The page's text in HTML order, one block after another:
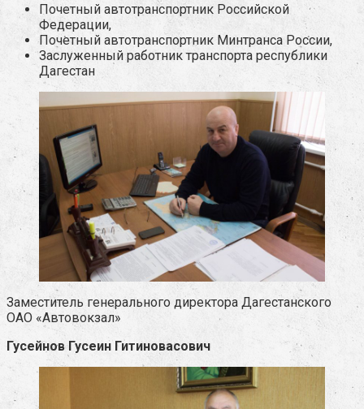
Почетный автотранспортник Российской
Федерации,
Почетный автотранспортник Минтранса России,
Заслуженный работник транспорта республики
Дагестан
Заместитель генерального директора Дагестанского
ОАО «Автовокзал»
Гусейнов Гусеин Гитиновасович